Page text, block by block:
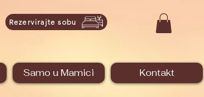
Samo u Mamici Kontakt
Rezervirajte sobu